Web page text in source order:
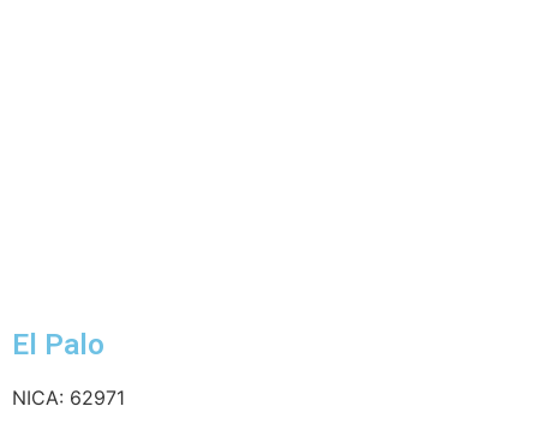
El Palo
NICA: 62971